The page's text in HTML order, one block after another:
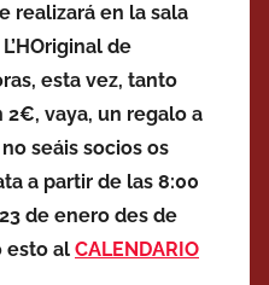
realizará en la sala
de
esta vez, tanto
2€, vaya, un regalo a
seáis socios os
a partir de las 8:00
de enero des de
esto al CALENDARIO